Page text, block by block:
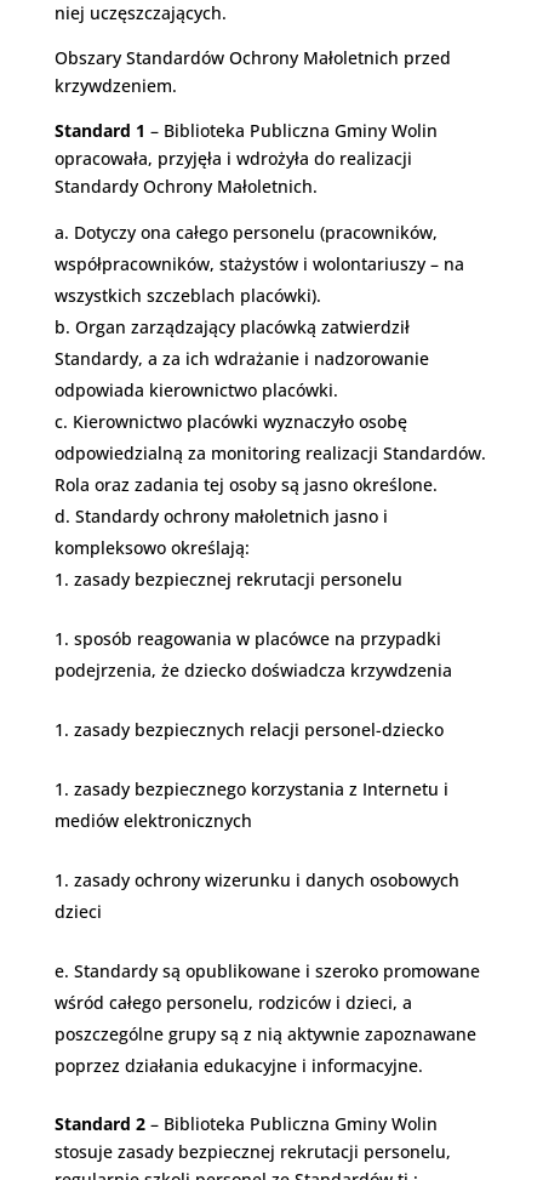
niej uczęszczających.
Obszary Standardów Ochrony Małoletnich przed
krzywdzeniem.
Standard 1 – Biblioteka Publiczna Gminy Wolin
opracowała, przyjęła i wdrożyła do realizacji
Standardy Ochrony Małoletnich.
Dotyczy ona całego personelu (pracowników,
współpracowników, stażystów i wolontariuszy – na
wszystkich szczeblach placówki).
Organ zarządzający placówką zatwierdził
Standardy, a za ich wdrażanie i nadzorowanie
odpowiada kierownictwo placówki.
Kierownictwo placówki wyznaczyło osobę
odpowiedzialną za monitoring realizacji Standardów.
Rola oraz zadania tej osoby są jasno określone.
Standardy ochrony małoletnich jasno i
kompleksowo określają:
zasady bezpiecznej rekrutacji personelu
sposób reagowania w placówce na przypadki
podejrzenia, że dziecko doświadcza krzywdzenia
zasady bezpiecznych relacji personel-dziecko
zasady bezpiecznego korzystania z Internetu i
mediów elektronicznych
zasady ochrony wizerunku i danych osobowych
dzieci
Standardy są opublikowane i szeroko promowane
wśród całego personelu, rodziców i dzieci, a
poszczególne grupy są z nią aktywnie zapoznawane
poprzez działania edukacyjne i informacyjne.
Standard 2– Biblioteka Publiczna Gminy Wolin
stosuje zasady bezpiecznej rekrutacji personelu,